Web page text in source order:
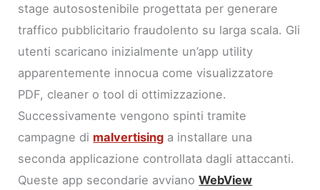
stage autosostenibile progettata per generare
traffico pubblicitario fraudolento su larga scala. Gli
utenti scaricano inizialmente un’app utility
apparentemente innocua come visualizzatore
PDF, cleaner o tool di ottimizzazione.
Successivamente vengono spinti tramite
campagne di malvertising a installare una
seconda applicazione controllata dagli attaccanti.
Queste app secondarie avvianoWebView